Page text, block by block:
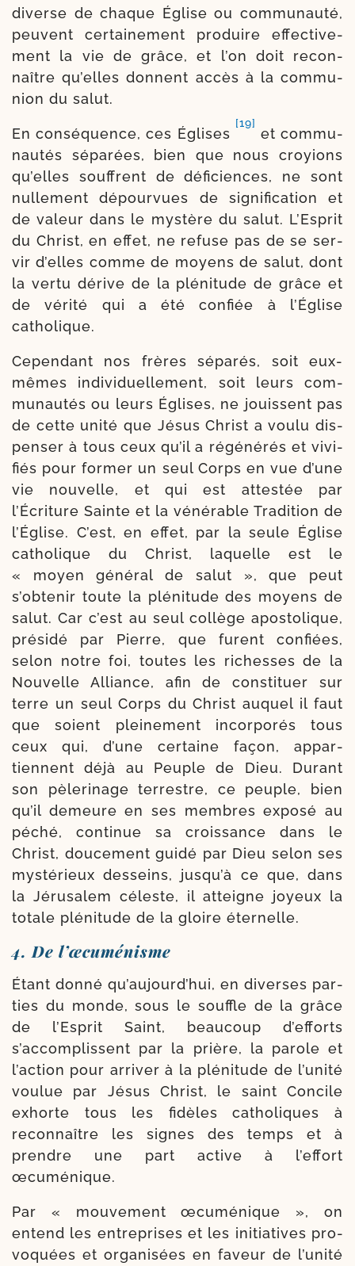
diverse de chaque Église ou com­mu­nau­té,
peuvent cer­tai­ne­ment pro­duire effec­ti­ve­
ment la vie de grâce, et l’on doit recon­
naître qu’elles donnent accès à la com­mu­
nion du salut.
En consé­quence, ces Églises
[19]
et com­mu­
nau­tés sépa­rées, bien que nous croyions
qu’elles souffrent de défi­ciences, ne sont
nul­le­ment dépour­vues de signi­fi­ca­tion et
de valeur dans le mys­tère du salut. L’Esprit
du Christ, en effet, ne refuse pas de se ser­
vir d’elles comme de moyens de salut, dont
la ver­tu dérive de la plé­ni­tude de grâce et
de véri­té qui a été confiée à l’Église
catholique.
Cependant nos frères sépa­rés, soit eux-​
mêmes indi­vi­duel­le­ment, soit leurs com­
mu­nau­tés ou leurs Églises, ne jouissent pas
de cette uni­té que Jésus Christ a vou­lu dis­
pen­ser à tous ceux qu’il a régé­né­rés et vivi­
fiés pour for­mer un seul Corps en vue d’une
vie nou­velle, et qui est attes­tée par
l’Écriture Sainte et la véné­rable Tradition de
l’Église. C’est, en effet, par la seule Église
catho­lique du Christ, laquelle est le
« moyen géné­ral de salut », que peut
s’obtenir toute la plé­ni­tude des moyens de
salut. Car c’est au seul col­lège apos­to­lique,
pré­si­dé par Pierre, que furent confiées,
selon notre foi, toutes les richesses de la
Nouvelle Alliance, afin de consti­tuer sur
terre un seul Corps du Christ auquel il faut
que soient plei­ne­ment incor­po­rés tous
ceux qui, d’une cer­taine façon, appar­
tiennent déjà au Peuple de Dieu. Durant
son pèle­ri­nage ter­restre, ce peuple, bien
qu’il demeure en ses membres expo­sé au
péché, conti­nue sa crois­sance dans le
Christ, dou­ce­ment gui­dé par Dieu selon ses
mys­té­rieux des­seins, jusqu’à ce que, dans
la Jérusalem céleste, il atteigne joyeux la
totale plé­ni­tude de la gloire éternelle.
4. De l’œcuménisme
Étant don­né qu’aujourd’hui, en diverses par­
ties du monde, sous le souffle de la grâce
de l’Esprit Saint, beau­coup d’efforts
s’accomplissent par la prière, la parole et
l’action pour arri­ver à la plé­ni­tude de l’unité
vou­lue par Jésus Christ, le saint Concile
exhorte tous les fidèles catho­liques à
recon­naître les signes des temps et à
prendre une part active à l’effort
œcuménique.
Par « mou­ve­ment œcu­mé­nique », on
entend les entre­prises et les ini­tia­tives pro­
vo­quées et orga­ni­sées en faveur de l’unité